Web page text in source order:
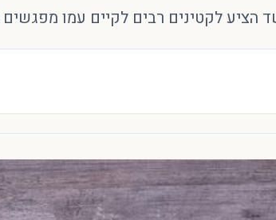
לקטינים רבים לקיים עמו מפגשים